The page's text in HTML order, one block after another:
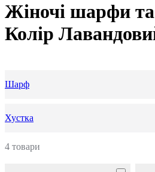
Жіночі шарфи та
Колір
Шарф
Хустка
4 товари